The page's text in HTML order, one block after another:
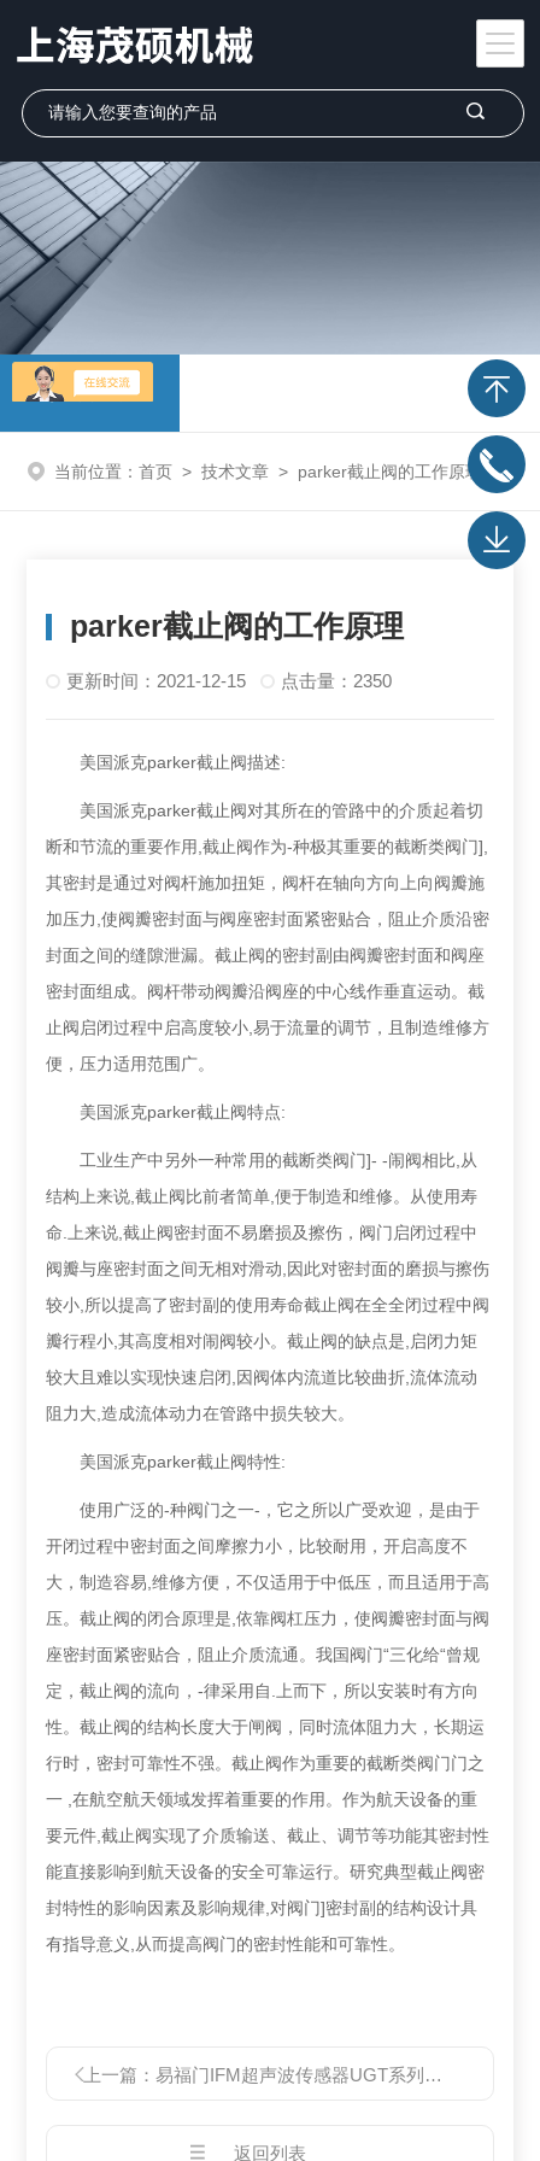
技术文章
当前位置： 首页 > 技术文章 > parker截止阀的工作原理
parker截止阀的工作原理
更新时间：2021-12-15 点击量：2350
美国派克parker截止阀描述:
美国派克parker截止阀对其所在的管路中的介质起着切
断和节流的重要作用,截止阀作为-种极其重要的截断类阀门],
其密封是通过对阀杆施加扭矩，阀杆在轴向方向上向阀瓣施
加压力,使阀瓣密封面与阀座密封面紧密贴合，阻止介质沿密
封面之间的缝隙泄漏。截止阀的密封副由阀瓣密封面和阀座
密封面组成。阀杆带动阀瓣沿阀座的中心线作垂直运动。截
止阀启闭过程中启高度较小,易于流量的调节，且制造维修方
便，压力适用范围广。
美国派克parker截止阀特点:
工业生产中另外一种常用的截断类阀门]- -闹阀相比,从
结构上来说,截止阀比前者简单,便于制造和维修。从使用寿
命.上来说,截止阀密封面不易磨损及擦伤，阀门启闭过程中
阀瓣与座密封面之间无相对滑动,因此对密封面的磨损与擦伤
较小,所以提高了密封副的使用寿命截止阀在全全闭过程中阀
瓣行程小,其高度相对闹阀较小。截止阀的缺点是,启闭力矩
较大且难以实现快速启闭,因阀体内流道比较曲折,流体流动
阻力大,造成流体动力在管路中损失较大。
美国派克parker截止阀特性:
使用广泛的-种阀门之一-，它之所以广受欢迎，是由于
开闭过程中密封面之间摩擦力小，比较耐用，开启高度不
大，制造容易,维修方便，不仅适用于中低压，而且适用于高
压。截止阀的闭合原理是,依靠阀杠压力，使阀瓣密封面与阀
座密封面紧密贴合，阻止介质流通。我国阀门“三化给“曾规
定，截止阀的流向，-律采用自.上而下，所以安装时有方向
性。截止阀的结构长度大于闸阀，同时流体阻力大，长期运
行时，密封可靠性不强。截止阀作为重要的截断类阀门门之
一 ,在航空航天领域发挥着重要的作用。作为航天设备的重
要元件,截止阀实现了介质输送、截止、调节等功能其密封性
能直接影响到航天设备的安全可靠运行。研究典型截止阀密
封特性的影响因素及影响规律,对阀门]密封副的结构设计具
有指导意义,从而提高阀门的密封性能和可靠性。
上一篇：易福门IFM超声波传感器UGT系列的工作原理
返回列表